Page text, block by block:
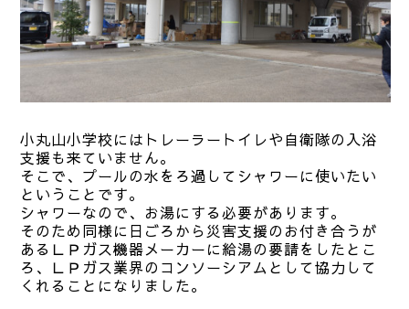
小丸山小学校にはトレーラートイレや自衛隊の入浴
支援も来ていません。
そこで、プールの水をろ過してシャワーに使いたい
ということです。
シャワーなので、お湯にする必要があります。
そのため同様に日ごろから災害支援のお付き合うが
あるＬＰガス機器メーカーに給湯の要請をしたとこ
ろ、ＬＰガス業界のコンソーシアムとして協力して
くれることになりました。